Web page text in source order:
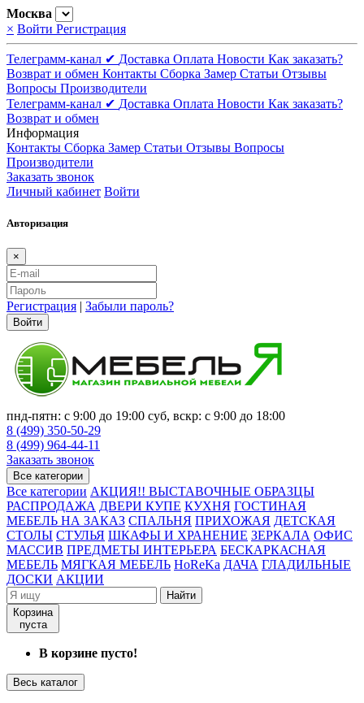
Москва
× Войти Регистрация
Телеграмм-канал ✔ Доставка Оплата Новости Как заказать?
Возврат и обмен Контакты Сборка Замер Статьи Отзывы
Вопросы Производители
Телеграмм-канал ✔ Доставка Оплата Новости Как заказать?
Возврат и обмен
Информация
Контакты Сборка Замер Статьи Отзывы Вопросы
Производители
Заказать звонок
Личный кабинет Войти
Авторизация
×
Регистрация | Забыли пароль?
Войти
пнд-пятн: с 9:00 до 19:00 суб, вскр: с 9:00 до 18:00
8 (499) 350-50-29
8 (499) 964-44-11
Заказать звонок
Все категории
Все категории АКЦИЯ!! ВЫСТАВОЧНЫЕ ОБРАЗЦЫ
РАСПРОДАЖА ДВЕРИ КУПЕ КУХНЯ ГОСТИНАЯ
МЕБЕЛЬ НА ЗАКАЗ СПАЛЬНЯ ПРИХОЖАЯ ДЕТСКАЯ
СТОЛЫ СТУЛЬЯ ШКАФЫ И ХРАНЕНИЕ ЗЕРКАЛА ОФИС
МАССИВ ПРЕДМЕТЫ ИНТЕРЬЕРА БЕСКАРКАСНАЯ
МЕБЕЛЬ МЯГКАЯ МЕБЕЛЬ HoReKa ДАЧА ГЛАДИЛЬНЫЕ
ДОСКИ АКЦИИ
Найти
Корзина
пуста
В корзине пусто!
Весь каталог